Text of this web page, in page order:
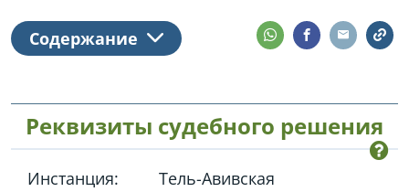
Содержание
Реквизиты судебного решения
Инстанция:
Тель-Авивская